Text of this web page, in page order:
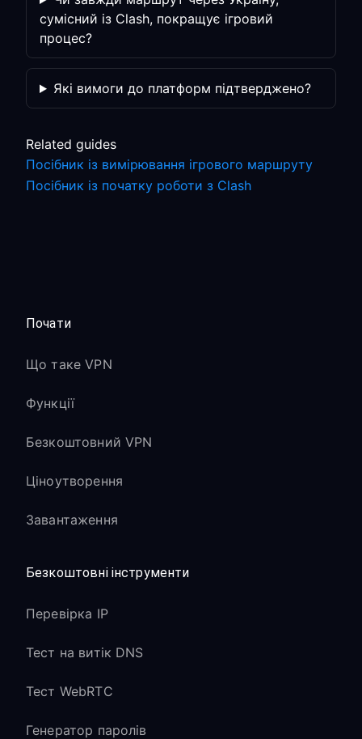
сумісний із Clash, покращує ігровий
процес?
Які вимоги до платформ підтверджено?
Related guides
Посібник із вимірювання ігрового маршруту
Посібник із початку роботи з Clash
Почати
Що таке VPN
Функції
Безкоштовний VPN
Ціноутворення
Завантаження
Безкоштовні інструменти
Перевірка IP
Тест на витік DNS
Тест WebRTC
Генератор паролів